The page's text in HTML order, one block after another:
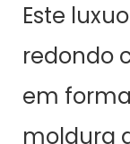
Este
redondo
em
moldura